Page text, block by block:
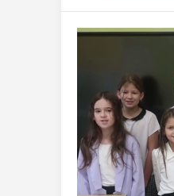
Zawodach
W
Piłkę